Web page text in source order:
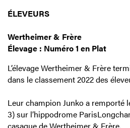
ÉLEVEURS
Wertheimer & Frère
Élevage : Numéro 1 en Plat
L’élevage Wertheimer & Frère
dans le classement 2022 des
Leur champion Junko a remporté
3) sur l’hippodrome
casaque de Wertheimer & Frère.